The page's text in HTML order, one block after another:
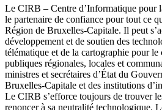
Le CIRB – Centre d’Informatique pour
le partenaire de confiance pour tout ce
Région de Bruxelles-Capitale. Il peut
développement et de soutien des
télématique et de la cartographie pour
publiques régionales, locales et
ministres et secrétaires d’État du
Bruxelles-Capitale et des institutions
Le CIRB s’efforce toujours de trouver
renoncer à sa neutralité technologique.